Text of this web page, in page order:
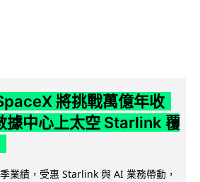
將挑戰萬億年收
據中心上太空 Starlink 覆
業績，受惠 Starlink 與 AI 業務帶動，